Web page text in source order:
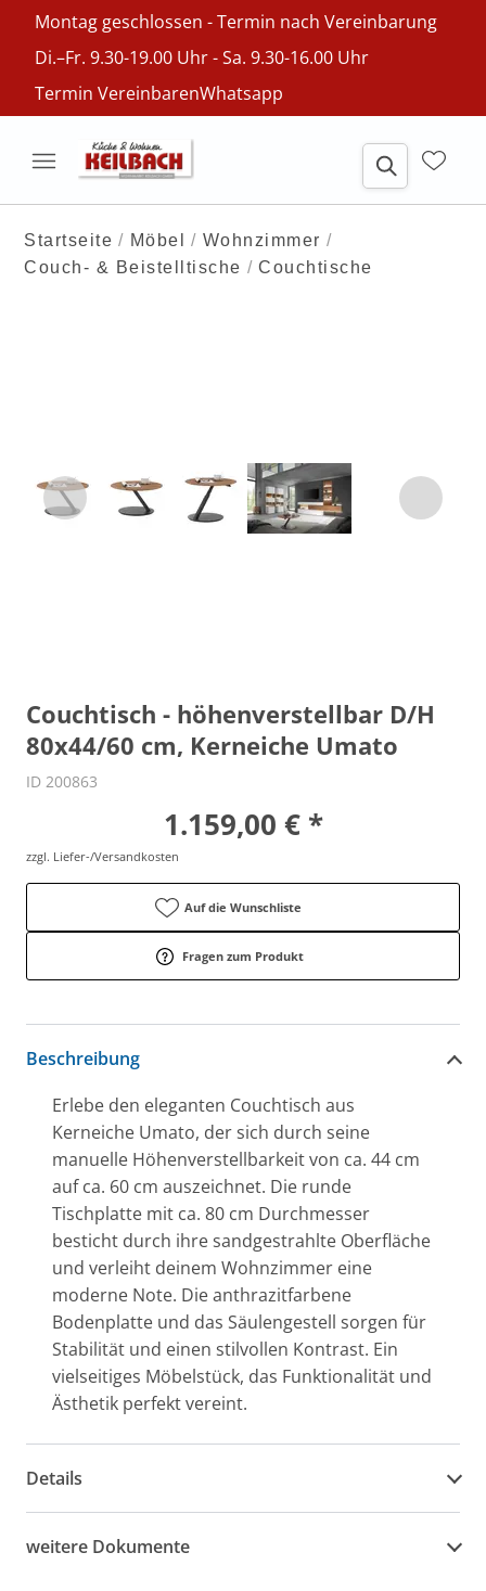
Montag geschlossen - Termin nach Vereinbarung
Di.–Fr. 9.30-19.00 Uhr - Sa. 9.30-16.00 Uhr
Termin VereinbarenWhatsapp
Startseite Möbel
Wohnzimmer
Couch- & Beistelltische
Couchtische
Couchtisch - höhenverstellbar D/H
80x44/60 cm, Kerneiche Umato
ID 200863
1.159,00 € *
zzgl. Liefer-/Versandkosten
Auf die Wunschliste
Fragen zum Produkt
Beschreibung
Erlebe den eleganten Couchtisch aus
Kerneiche Umato, der sich durch seine
manuelle Höhenverstellbarkeit von ca. 44 cm
auf ca. 60 cm auszeichnet. Die runde
Tischplatte mit ca. 80 cm Durchmesser
besticht durch ihre sandgestrahlte Oberfläche
und verleiht deinem Wohnzimmer eine
moderne Note. Die anthrazitfarbene
Bodenplatte und das Säulengestell sorgen für
Stabilität und einen stilvollen Kontrast. Ein
vielseitiges Möbelstück, das Funktionalität und
Ästhetik perfekt vereint.
Details
weitere Dokumente